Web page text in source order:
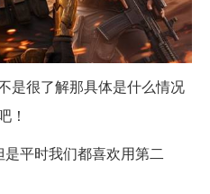
是很了解那具体是什么情况
！
平时我们都喜欢用第二